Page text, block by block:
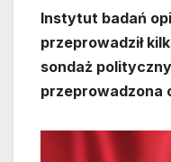
Instytut badań
przeprowadził
sondaż
przeprowadzona